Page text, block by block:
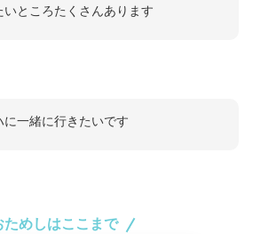
いところたくさんあります
に一緒に行きたいです
ためしはここまで